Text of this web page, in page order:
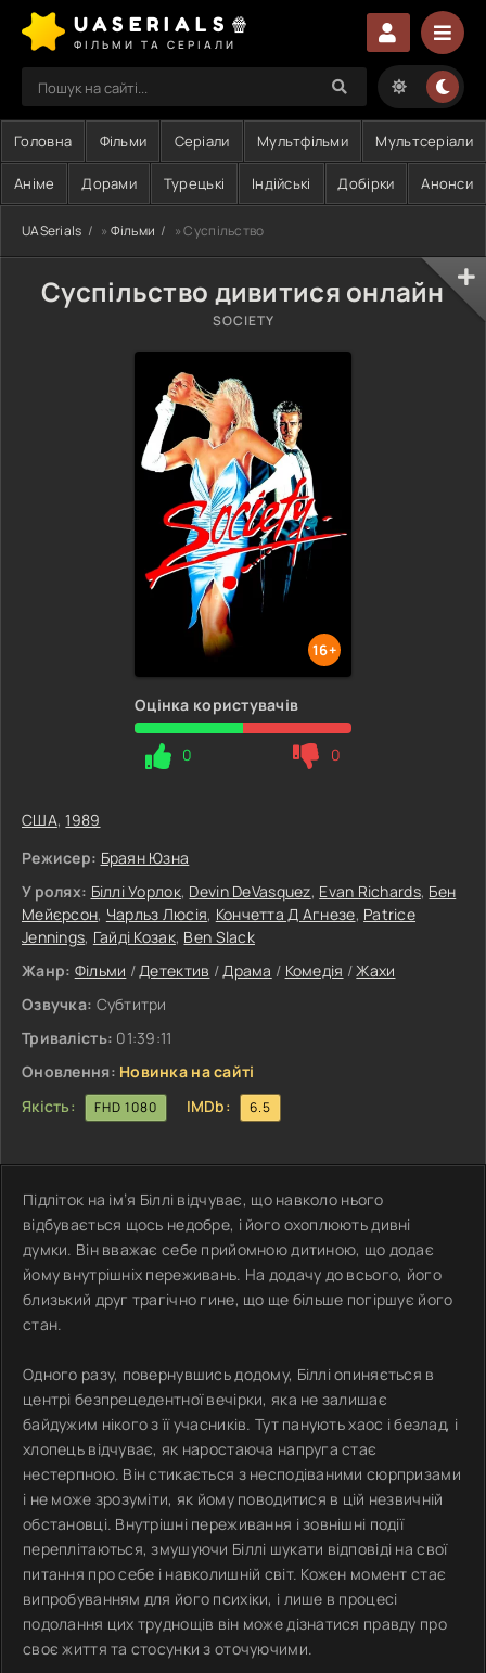
UASERIALS🍿
ФІЛЬМИ ТА СЕРІАЛИ
Головна Фільми Серіали Мультфільми Мультсеріали
Аніме Дорами Турецькі Індійські Добірки Анонси
UASerials » Фільми » Суспільство
Суспільство дивитися онлайн
SOCIETY
16+
Оцінка користувачів
0 0
США,1989
Режисер: Браян Юзна
У ролях: Біллі Уорлок, Devin DeVasquez, Evan Richards, Бен
Мейєрсон, Чарльз Люсія, Кончетта Д Агнезе, Patrice
Jennings, Гайді Козак, Ben Slack
Жанр: Фільми /Детектив /Драма / Комедія /Жахи
Озвучка: Субтитри
Тривалість: 01:39:11
Оновлення: Новинка на сайті
Якість:
FHD 1080 IMDb: 6.5
Підліток на ім’я Біллі відчуває, що навколо нього
відбувається щось недобре, і його охоплюють дивні
думки. Він вважає себе прийомною дитиною, що додає
йому внутрішніх переживань. На додачу до всього, його
близький друг трагічно гине, що ще більше погіршує його
стан.
Одного разу, повернувшись додому, Біллі опиняється в
центрі безпрецедентної вечірки, яка не залишає
байдужим нікого з її учасників. Тут панують хаос і безлад, і
хлопець відчуває, як наростаюча напруга стає
нестерпною. Він стикається з несподіваними сюрпризами
і не може зрозуміти, як йому поводитися в цій незвичній
обстановці. Внутрішні переживання і зовнішні події
переплітаються, змушуючи Біллі шукати відповіді на свої
питання про себе і навколишній світ. Кожен момент стає
випробуванням для його психіки, і лише в процесі
подолання цих труднощів він може дізнатися правду про
своє життя та стосунки з оточуючими.